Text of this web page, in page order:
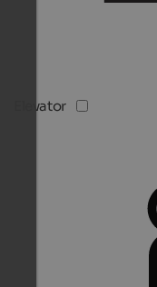
Elevator